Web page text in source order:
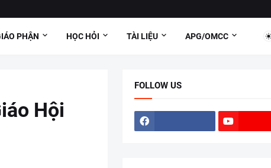
PHẬN HỌC HỎI TÀI LIỆU APG/OMCC
Hội
FOLLOW US